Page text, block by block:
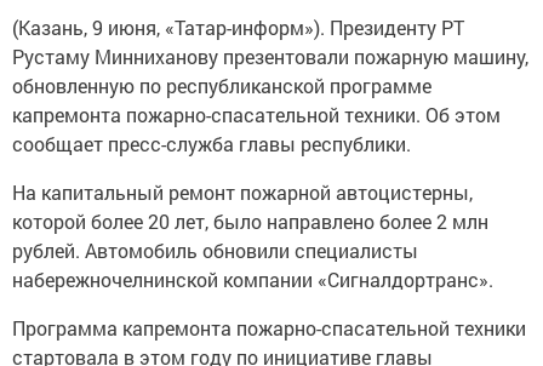
(Казань, 9 июня, «Татар-информ»). Президенту РТ
Рустаму Минниханову презентовали пожарную машину,
обновленную по республиканской программе
капремонта пожарно-спасательной техники. Об этом
сообщает пресс-служба главы республики.
На капитальный ремонт пожарной автоцистерны,
которой более 20 лет, было направлено более 2 млн
рублей. Автомобиль обновили специалисты
набережночелнинской компании «Сигналдортранс».
Программа капремонта пожарно-спасательной техники
стартовала в этом году по инициативе главы